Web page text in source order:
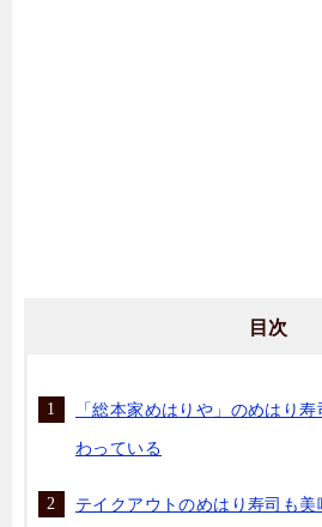
目次
「総本家めはりや」のめはり
わっている
テイクアウトのめはり寿司も美